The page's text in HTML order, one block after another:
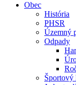
Obec
História
PHSR
Územný
Odpady
Športový